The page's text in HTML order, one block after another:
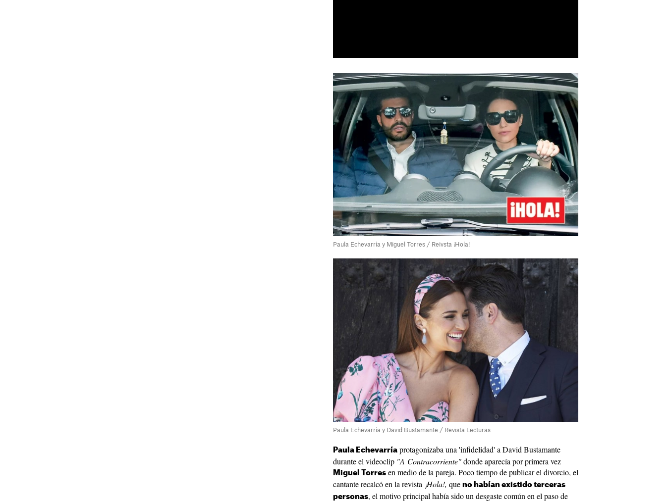
Paula Echevarría y Miguel Torres / Reivsta ¡Hola!
Paula Echevarría y David Bustamante / Revista Lecturas
Paula Echevarría protagonizaba una 'infidelidad' a David Bustamante
durante el videoclip "A Contracorriente"donde aparecía por primera vez
Miguel Torres en medio de la pareja. Poco tiempo de publicar el divorcio, el
cantante recalcó en la revista ¡Hola!, que no habían existido terceras
personas, el motivo principal había sido un desgaste común en el paso de